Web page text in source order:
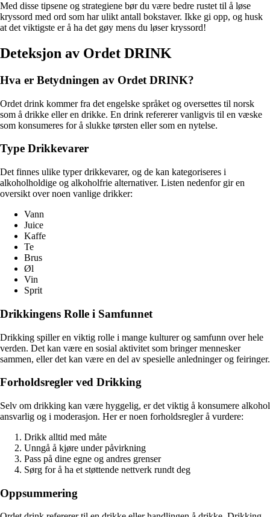
Med disse tipsene og strategiene bør du være bedre rustet til å løse
kryssord med ord som har ulikt antall bokstaver. Ikke gi opp, og husk
at det viktigste er å ha det gøy mens du løser kryssord!
Deteksjon av Ordet DRINK
Hva er Betydningen av Ordet DRINK?
Ordet drink kommer fra det engelske språket og oversettes til norsk
som å drikke eller en drikke. En drink refererer vanligvis til en væske
som konsumeres for å slukke tørsten eller som en nytelse.
Type Drikkevarer
Det finnes ulike typer drikkevarer, og de kan kategoriseres i
alkoholholdige og alkoholfrie alternativer. Listen nedenfor gir en
oversikt over noen vanlige drikker:
Vann
Juice
Kaffe
Te
Brus
Øl
Vin
Sprit
Drikkingens Rolle i Samfunnet
Drikking spiller en viktig rolle i mange kulturer og samfunn over hele
verden. Det kan være en sosial aktivitet som bringer mennesker
sammen, eller det kan være en del av spesielle anledninger og feiringer.
Forholdsregler ved Drikking
Selv om drikking kan være hyggelig, er det viktig å konsumere alkohol
ansvarlig og i moderasjon. Her er noen forholdsregler å vurdere:
Drikk alltid med måte
Unngå å kjøre under påvirkning
Pass på dine egne og andres grenser
Sørg for å ha et støttende nettverk rundt deg
Oppsummering